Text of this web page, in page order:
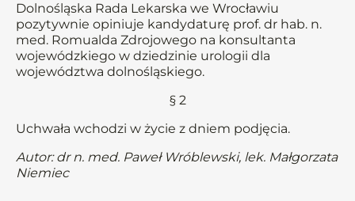
Dolnośląska Rada Lekarska we Wrocławiu
pozytywnie opiniuje kandydaturę prof. dr hab. n.
med. Romualda Zdrojowego na konsultanta
wojewódzkiego w dziedzinie urologii dla
województwa dolnośląskiego.
§ 2
Uchwała wchodzi w życie z dniem podjęcia.
Autor: dr n. med. Paweł Wróblewski, lek. Małgorzata
Niemiec